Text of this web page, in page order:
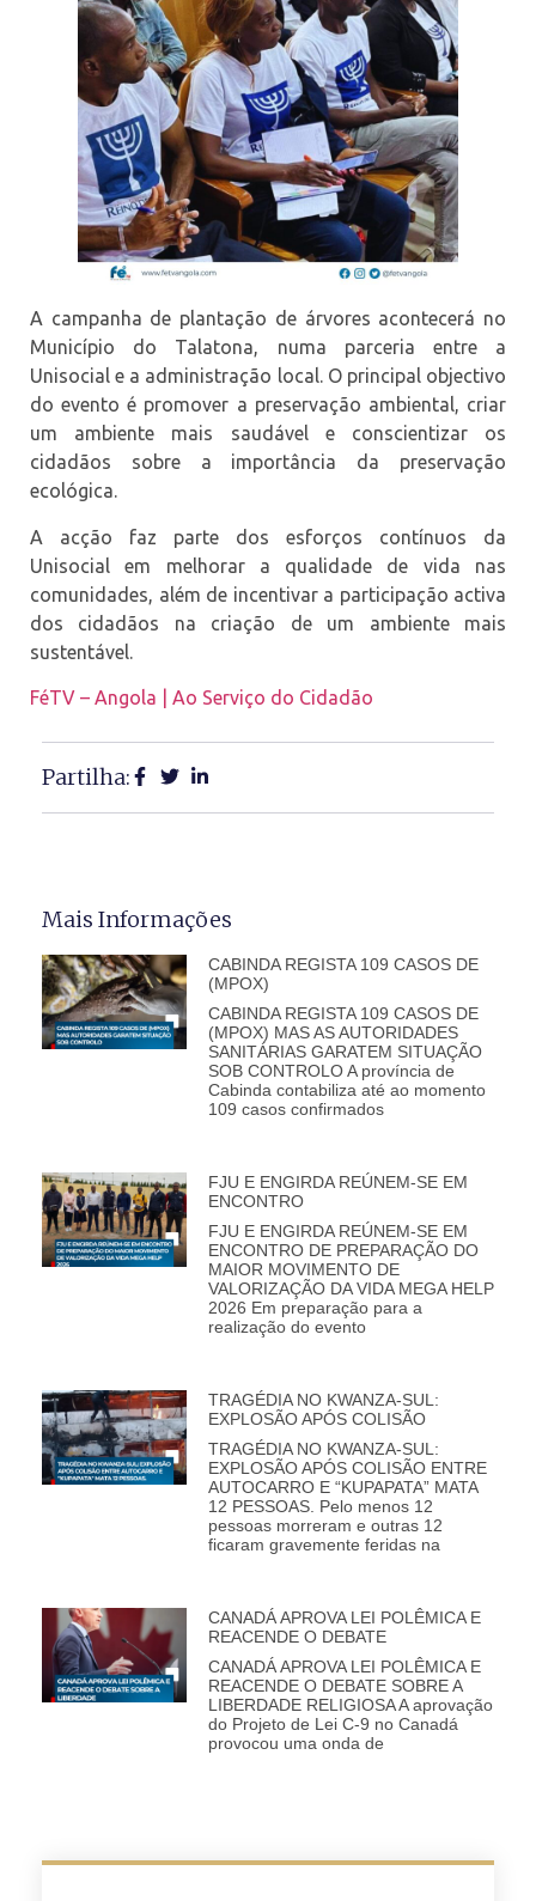
A campanha de plantação de árvores acontecerá no
Município do Talatona, numa parceria entre a
Unisocial e a administração local. O principal objectivo
do evento é promover a preservação ambiental, criar
um ambiente mais saudável e conscientizar os
cidadãos sobre a importância da preservação
ecológica.
A acção faz parte dos esforços contínuos da
Unisocial em melhorar a qualidade de vida nas
comunidades, além de incentivar a participação activa
dos cidadãos na criação de um ambiente mais
sustentável.
FéTV – Angola | Ao Serviço do Cidadão
Partilha:
Mais Informações
CABINDA REGISTA 109 CASOS DE
(MPOX)
CABINDA REGISTA 109 CASOS DE
(MPOX) MAS AS AUTORIDADES
SANITÁRIAS GARATEM SITUAÇÃO
SOB CONTROLO A província de
Cabinda contabiliza até ao momento
109 casos confirmados
FJU E ENGIRDA REÚNEM-SE EM
ENCONTRO
FJU E ENGIRDA REÚNEM-SE EM
ENCONTRO DE PREPARAÇÃO DO
MAIOR MOVIMENTO DE
VALORIZAÇÃO DA VIDA MEGA HELP
2026 Em preparação para a
realização do evento
TRAGÉDIA NO KWANZA-SUL:
EXPLOSÃO APÓS COLISÃO
TRAGÉDIA NO KWANZA-SUL:
EXPLOSÃO APÓS COLISÃO ENTRE
AUTOCARRO E “KUPAPATA” MATA
12 PESSOAS. Pelo menos 12
pessoas morreram e outras 12
ficaram gravemente feridas na
CANADÁ APROVA LEI POLÊMICA E
REACENDE O DEBATE
CANADÁ APROVA LEI POLÊMICA E
REACENDE O DEBATE SOBRE A
LIBERDADE RELIGIOSA A aprovação
do Projeto de Lei C-9 no Canadá
provocou uma onda de